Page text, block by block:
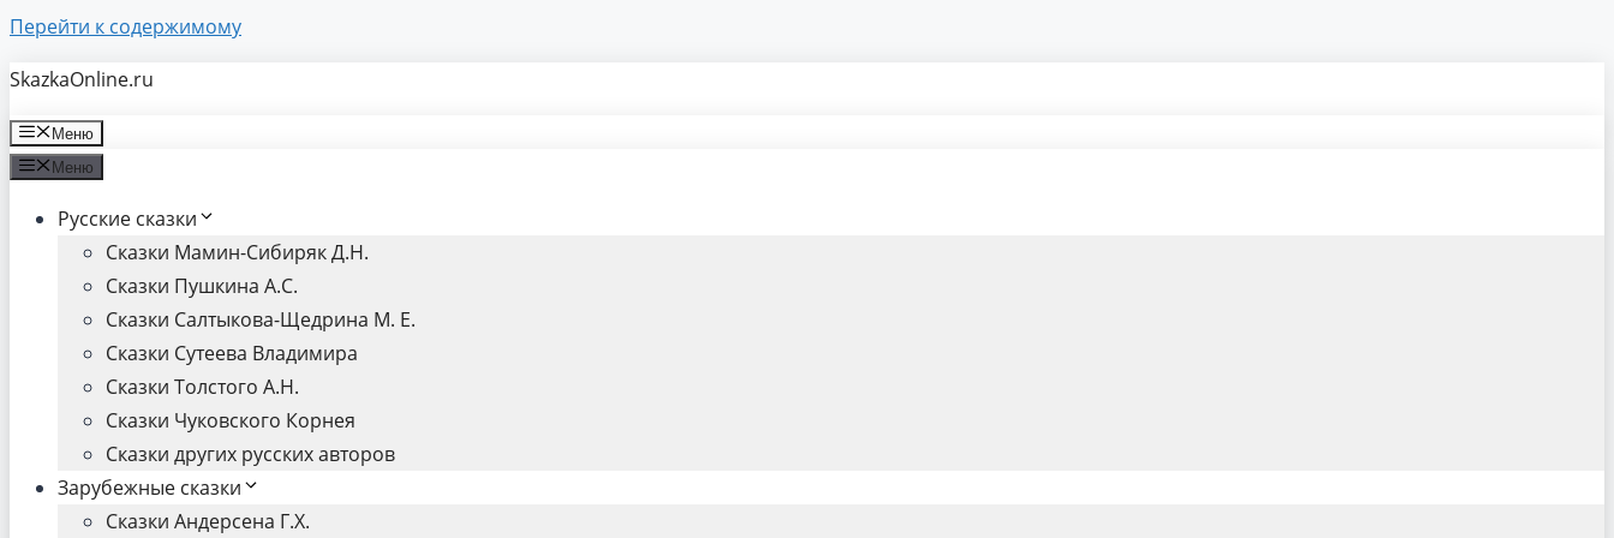
Перейти к содержимому
SkazkaOnline.ru
Меню
Меню
Русские сказки
Сказки Мамин-Сибиряк Д.Н.
Сказки Пушкина А.С.
Сказки Салтыкова-Щедрина М. Е.
Сказки Сутеева Владимира
Сказки Толстого А.Н.
Сказки Чуковского Корнея
Сказки других русских авторов
Зарубежные сказки
Сказки Андерсена Г.Х.